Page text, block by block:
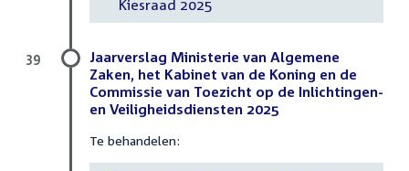
Kiesraad 2025
Jaarverslag Ministerie van Algemene
Zaken, het Kabinet van de Koning en de
Commissie van Toezicht op de Inlichtingen-
en Veiligheidsdiensten 2025
Te behandelen:
39